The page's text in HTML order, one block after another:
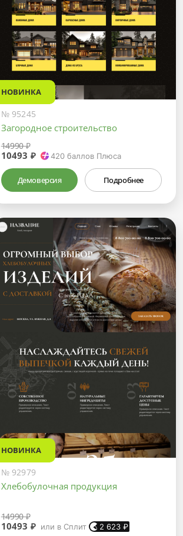
НОВИНКА
№ 95245
Загородное строительство
14990 ₽
10493 ₽ 420 баллов Плюса
Демоверсия Подробнее
НОВИНКА
№ 92979
Хлебобулочная продукция
14990 ₽
10493 ₽ или в Сплит 2 623 ₽